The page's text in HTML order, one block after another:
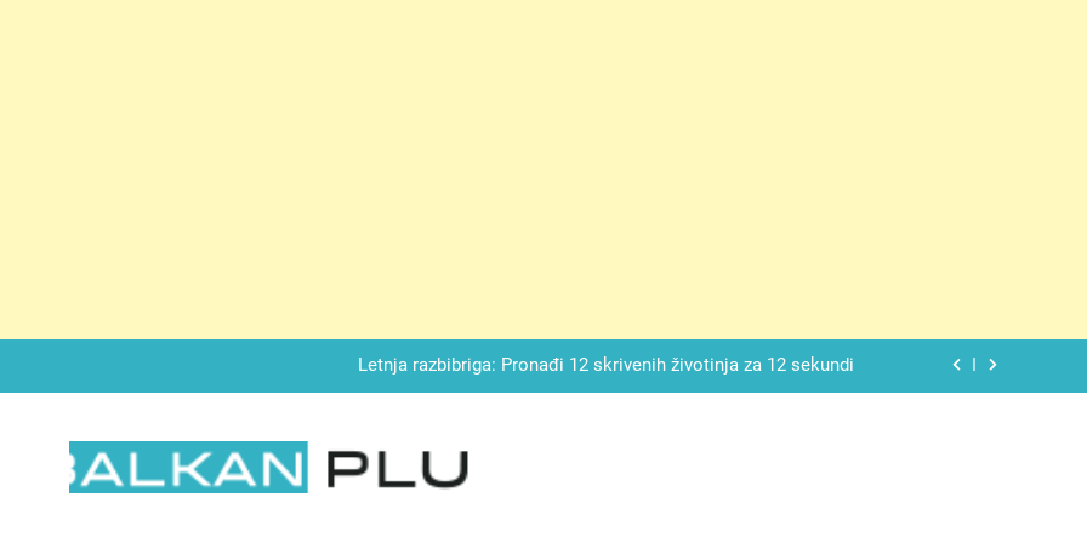
Letnja razbibriga: Pronađi 12 skrivenih životinja za 12 sekundi
Matematički zadatak koji je podijelio Balkan: Do tačnog odgovora izgleda još nismo stigli